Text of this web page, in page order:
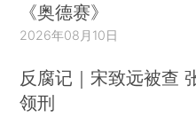
《奥德赛》
2026年08月10日
反腐记｜宋致远被查
领刑